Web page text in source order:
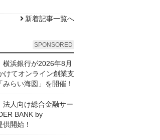
新着記事一覧へ
SPONSORED
横浜銀行が2026年8月
けてオンライン創業支
らい海図」を開催！
法人向け総合金融サー
BANK by
開始！